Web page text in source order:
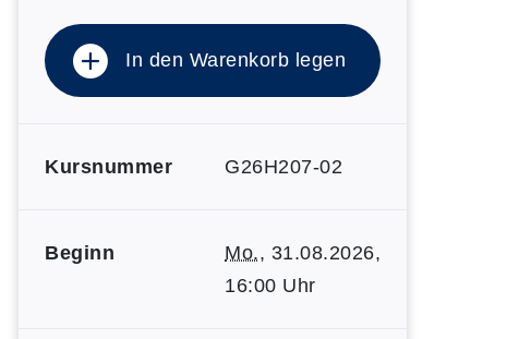
In den Warenkorb legen
Kursnummer G26H207-02
Beginn Mo., 31.08.2026,
16:00 Uhr